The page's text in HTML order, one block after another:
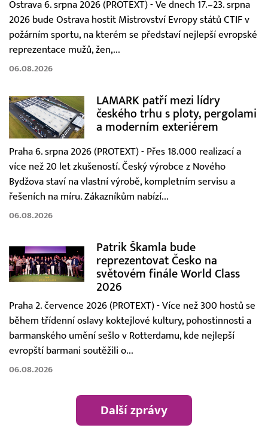
Ostrava 6. srpna 2026 (PROTEXT) - Ve dnech 17.–23. srpna
2026 bude Ostrava hostit Mistrovství Evropy států CTIF v
požárním sportu, na kterém se představí nejlepší evropské
reprezentace mužů, žen,...
06.08.2026
LAMARK patří mezi lídry
českého trhu s ploty, pergolami
a moderním exteriérem
Praha 6. srpna 2026 (PROTEXT) - Přes 18.000 realizací a
více než 20 let zkušeností. Český výrobce z Nového
Bydžova staví na vlastní výrobě, kompletním servisu a
řešeních na míru. Zákazníkům nabízí...
06.08.2026
Patrik Škamla bude
reprezentovat Česko na
světovém finále World Class
2026
Praha 2. července 2026 (PROTEXT) - Více než 300 hostů se
během třídenní oslavy koktejlové kultury, pohostinnosti a
barmanského umění sešlo v Rotterdamu, kde nejlepší
evropští barmani soutěžili o...
06.08.2026
Další zprávy